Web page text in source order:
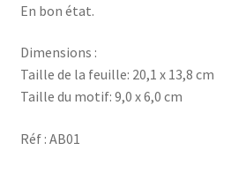
En bon état.
Dimensions :
Taille de la feuille: 20,1 x 13,8 cm
Taille du motif: 9,0 x 6,0 cm
Réf : AB01